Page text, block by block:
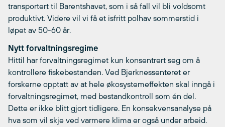
transportert til Barentshavet, som i så fall vil bli voldsomt
produktivt. Videre vil vi få et isfritt polhav sommerstid i
løpet av 50-60 år.
Nytt forvaltningsregime
Hittil har forvaltningsregimet kun konsentrert seg om å
kontrollere fiskebestanden. Ved Bjerknessenteret er
forskerne opptatt av at hele økosystemeffekten skal inngå i
forvaltningsregimet, med bestandkontroll som én del.
Dette er ikke blitt gjort tidligere. En konsekvensanalyse på
hva som vil skje ved varmere klima er også under arbeid.